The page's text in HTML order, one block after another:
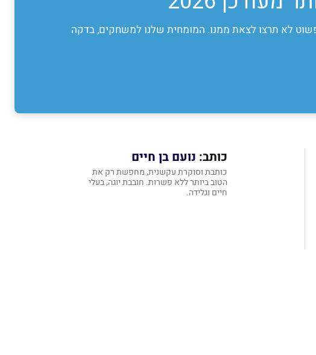
לא תרצו לצאת ממנו. המומחית שלנו למשחקים, בדקה
כותב: נועם בן חיים
כותבת וסוקרת עקשנית, מחפשת רק את
הטוב ביותר ללא פשרות. חובבת יוגה, בעלי
חיים וגלידה.